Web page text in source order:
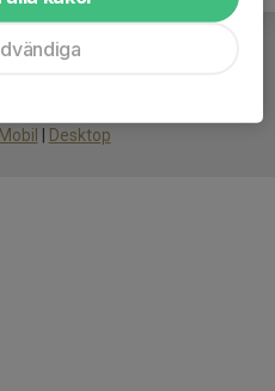
Mobil Desktop